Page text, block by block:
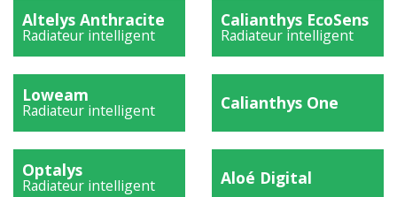
Altelys Anthracite
Radiateur intelligent
Calianthys EcoSens
Radiateur intelligent
Loweam
Radiateur intelligent Calianthys One
Optalys
Radiateur intelligent Aloé Digital